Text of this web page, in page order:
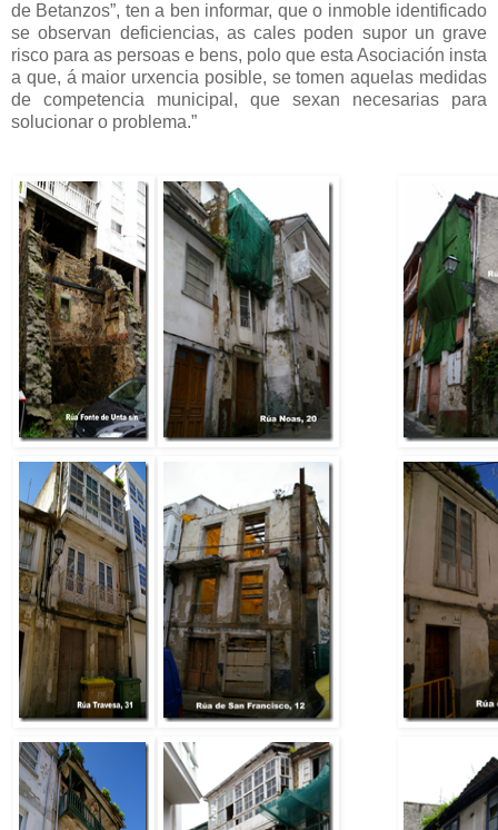
de Betanzos”, ten a ben informar, que o inmoble identificado
se observan deficiencias, as cales poden supor un grave
risco para as persoas e bens, polo que esta Asociación insta
a que, á maior urxencia posible, se tomen aquelas medidas
de competencia municipal, que sexan necesarias para
solucionar o problema.”